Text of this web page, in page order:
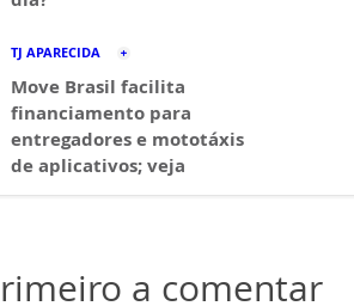
TJ APARECIDA
Move Brasil facilita
financiamento para
entregadores e mototáxis
de aplicativos; veja
a comentar